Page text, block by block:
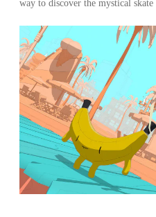
way to discover the mystical